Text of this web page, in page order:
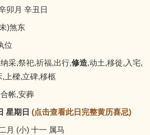
月 辛丑日
)煞东
位
采,祭祀,祈福,出行,修造,动土,移徙,入宅,
上樑,立碑,移柩
合帐,安葬
星期日 (点击查看此日完整黄历喜忌)
(小) 十一 属马